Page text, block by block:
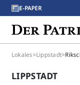
E-PAPER
Lokales>Lippstadt>
LIPPSTADT